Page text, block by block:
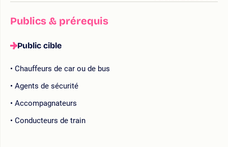
Publics & prérequis
Public cible
Chauffeurs de car ou de bus
Agents de sécurité
Accompagnateurs
Conducteurs de train